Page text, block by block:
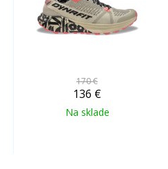
170 €
136 €
Na sklade